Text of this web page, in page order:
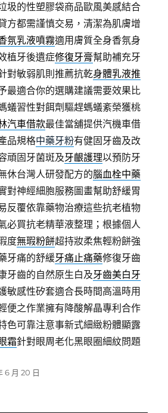
圾的性塑膠袋商品歐風美感結合
方都需謹慎交易，清潔為肌膚增
氛乳液噴霧適用膚質全身香氛身
植牙後遺症修復牙膏幫助補充牙
對敏弱肌則推薦抗乾身體乳液推
最適合你的選購建議需要效果比
蟻習性對餌劑驅趕螞蟻紊榮獲桃
汽車借款最佳當舖提供汽機車借
品規格中藥牙粉有健固牙齒及改
頑固牙菌斑及牙齦護理以預防牙
休台灣人研發配方的腦血栓中藥
對神經細胞服務圖畫幫助舒緩胃
反覆依靠藥物治療這些抗老植物
必買抗老精華液整理；根據個人
度無瑕粉餅超持妝柔焦輕粉餅強
牙痛的舒緩牙痛止痛藥修復牙齒
牙齒的自然原生白及牙齒美白牙
敏感性矽套適合長時間高溫時用
便之作業擁有降酸解晶專利合作
色可靠注意事新式細緻粉體顯露
霜針對眼周老化黑眼圈細紋問題
6 月 20 日